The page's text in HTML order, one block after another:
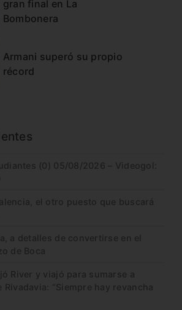
gran final en La
Bombonera
Armani superó su propio
récord
(0) 05/08/2026 – Videogol:
el otro puesto que buscará
a detalles de convertirse en el
de Boca
River y viajó para sumarse a
Rivadavia: “Siempre hay revancha